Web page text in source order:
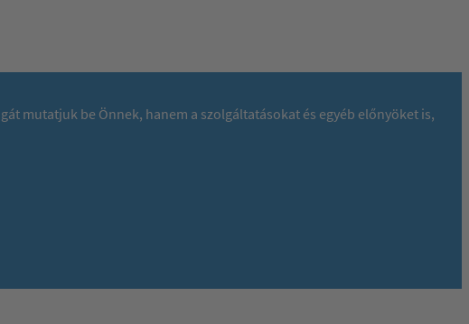
mutatjuk be Önnek, hanem a szolgáltatásokat és egyéb előnyöket is,